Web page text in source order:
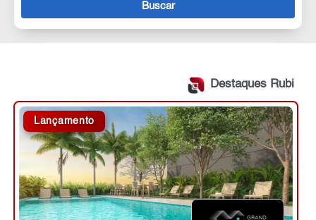
Buscar
Destaques Rubi
Lançamento